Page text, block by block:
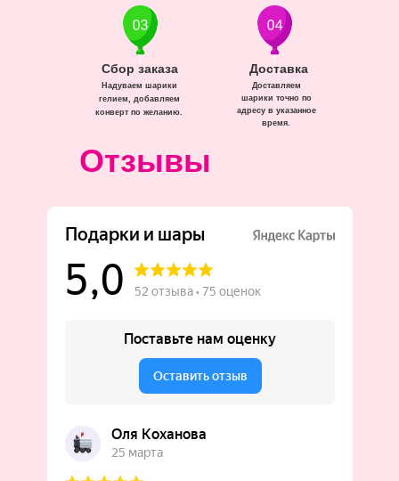
Доставка
Доставляем
шарики точно по
адресу в указанное
время.
Сбор заказа
Надуваем шарики
гелием, добавляем
конверт по желанию.
Отзывы